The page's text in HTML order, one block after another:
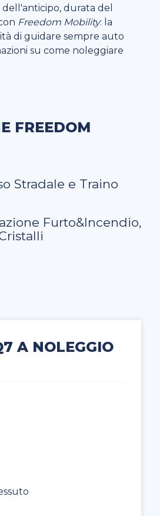
durata del
Freedom Mobility: la
di guidare sempre auto
su come noleggiare
FREEDOM
Stradale e Traino
Furto&Incendio,
A NOLEGGIO